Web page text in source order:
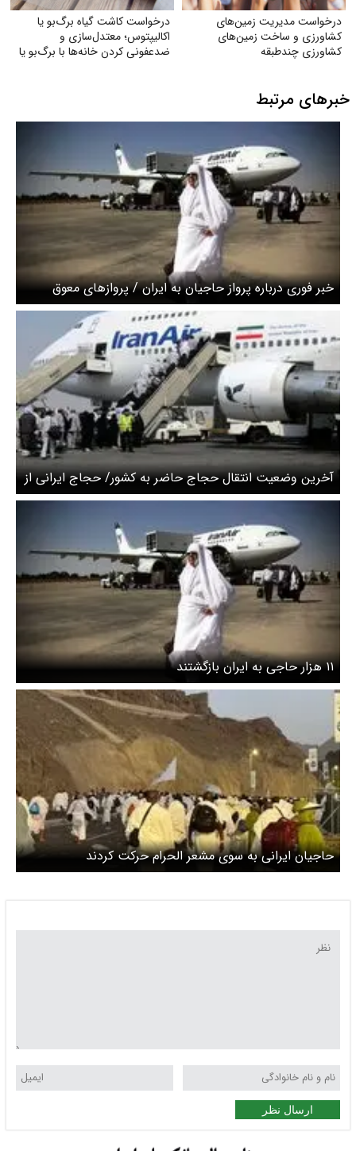
درخواست مدیریت زمین‌های
کشاورزی و ساخت زمین‌های
کشاورزی چندطبقه
درخواست کاشت گیاه برگ‌بو یا
اکالیپتوس؛ معتدل‌سازی و
ضدعفونی کردن خانه‌ها با برگ‌بو یا
خبرهای مرتبط
خبر فوری درباره پرواز حاجیان به ایران / پروازهای معوق
زمان‌بندی شد
آخرین وضعیت انتقال حجاج حاضر به کشور/ حجاج ایرانی از
عراق به کشور برمی گردند
۱۱ هزار حاجی به ایران بازگشتند
حاجیان ایرانی به سوی مشعر الحرام حرکت کردند
ارسال نظر